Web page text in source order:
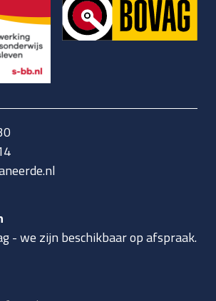
-we zijn beschikbaar op afspraak.